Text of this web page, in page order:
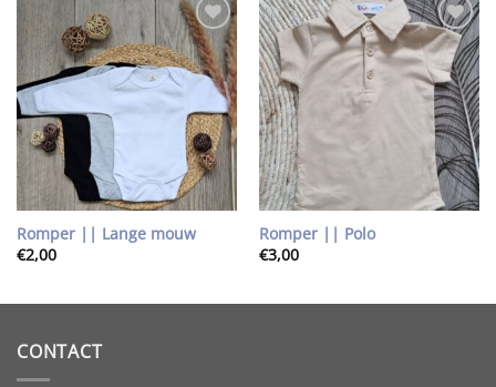
Toevoegen
aan
wenslijst
Romper || Lange mouw
€2,00
Toevoegen
aan
wenslijst
Romper || Polo
€3,00
CONTACT